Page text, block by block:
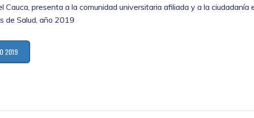
Cauca, presenta a la comunidad universitaria afiliada y a la ciudadanía
de Salud, año 2019
2019